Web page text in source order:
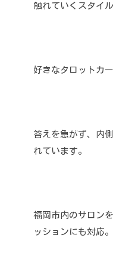
触れていくスタイル
好きなタロットカ
答えを急がず、内
れています。
福岡市内のサロン
ッションにも対応。